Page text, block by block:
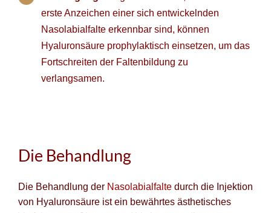
erste Anzeichen einer sich entwickelnden
Nasolabialfalte erkennbar sind, können
Hyaluronsäure prophylaktisch einsetzen, um das
Fortschreiten der Faltenbildung zu
verlangsamen.
Die Behandlung
Die Behandlung der Nasolabialfaltedurch die Injektion
von Hyaluronsäure ist ein bewährtes ästhetisches